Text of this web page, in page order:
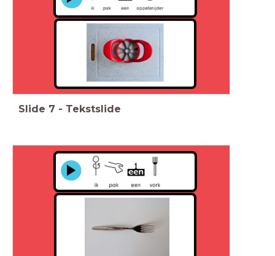
Slide 7 - Tekstslide